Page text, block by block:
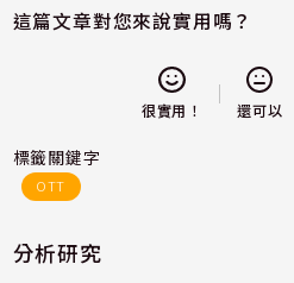
這篇文章對您來說實用嗎？
很實用！ 還可以
標籤關鍵字
OTT
分析研究